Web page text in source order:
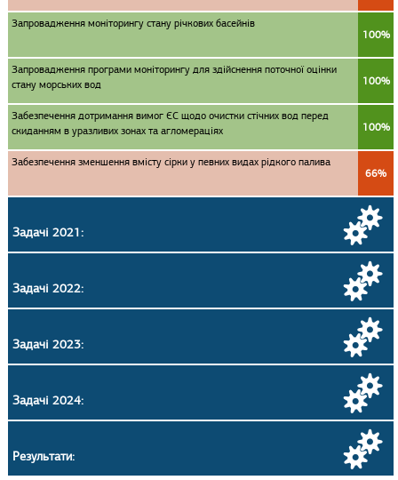
Запровадження моніторингу стану річкових басейнів
100%
Запровадження програми моніторингу для здійснення поточної оцінки
стану морських вод
100%
Забезпечення дотримання вимог ЄС щодо очистки стічних вод перед
скиданням в уразливих зонах та агломераціях
100%
Забезпечення зменшення вмісту сірки у певних видах рідкого палива
66%
Задачі 2021:
Задачі 2022:
Задачі 2023:
Задачі 2024:
Результати: